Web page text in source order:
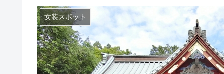
女装スポット